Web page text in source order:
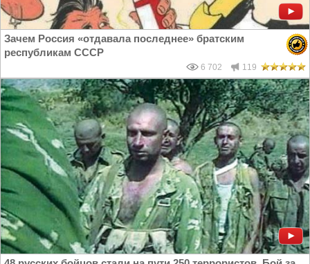
Зачем Россия «отдавала последнее» братским
республикам СССР
6 702 119